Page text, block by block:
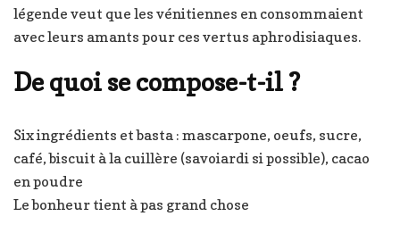
légende veut que les vénitiennes en consommaient
avec leurs amants pour ces vertus aphrodisiaques.
De quoi se compose-t-il ?
Six ingrédients et basta : mascarpone, oeufs, sucre,
café, biscuit à la cuillère (savoiardi si possible), cacao
en poudre
Le bonheur tient à pas grand chose